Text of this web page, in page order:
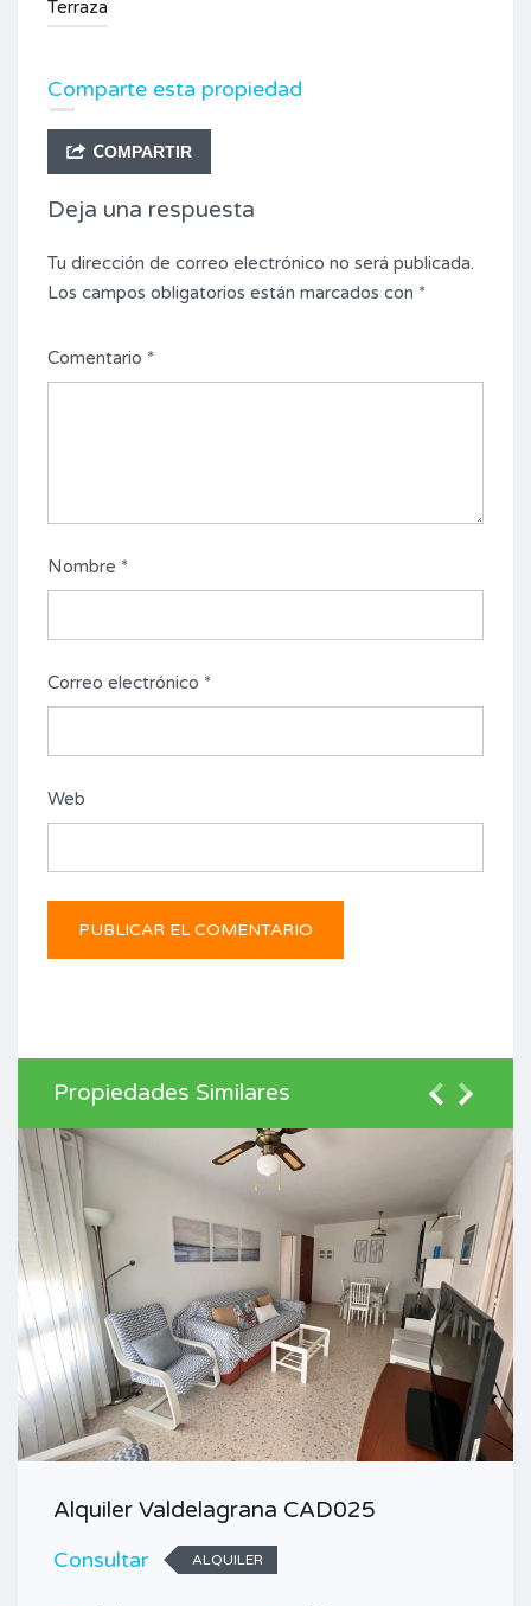
Terraza
Comparte esta propiedad
COMPARTIR
Deja una respuesta
Tu dirección de correo electrónico no será publicada.
Los campos obligatorios están marcados con *
Comentario *
Nombre *
Correo electrónico *
Web
Propiedades Similares
Alquiler Valdelagrana CAD025
Consultar
ALQUILER